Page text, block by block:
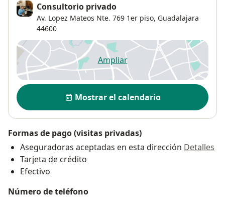
Consultorio privado
Av. Lopez Mateos Nte. 769 1er piso, Guadalajara
44600
Ampliarse abre en una nueva
Disponibilidad
Mostrar el calendario
Formas de pago (visitas privadas)
Aseguradoras aceptadas en esta dirección Detalles
Tarjeta de crédito
Efectivo
Número de teléfono